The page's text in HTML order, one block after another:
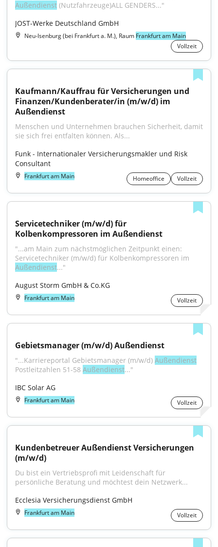
Außendienst (Nutzfahrzeuge)ALL GENDERS..."
JOST-Werke Deutschland GmbH
Neu-Isenburg (bei Frankfurt a. M.), Raum Frankfurt am Main
Vollzeit
Kaufmann/Kauffrau für Versicherungen und
Finanzen/Kundenberater/in (m/w/d) im
Außendienst
Menschen und Unternehmen brauchen Sicherheit, damit
sie sich frei entfalten können. Als...
Funk - Internationaler Versicherungsmakler und Risk
Consultant
Frankfurt am Main Homeoffice Vollzeit
Servicetechniker (m/w/d) für
Kolbenkompressoren im Außendienst
"...am Main zum nächstmöglichen Zeitpunkt einen:
Außendienst..."
August Storm GmbH & Co.KG
Frankfurt am Main Vollzeit
Gebietsmanager (m/w/d) Außendienst
"...Karriereportal Gebietsmanager (m/w/d) Außendienst
Postleitzahlen 51-58 Außendienst..."
IBC Solar AG
Frankfurt am Main Vollzeit
Kundenbetreuer Außendienst Versicherungen
(m/w/d)
Du bist ein Vertriebsprofi mit Leidenschaft für
persönliche Beratung und möchtest dein Netzwerk...
Ecclesia Versicherungsdienst GmbH
Frankfurt am Main Vollzeit